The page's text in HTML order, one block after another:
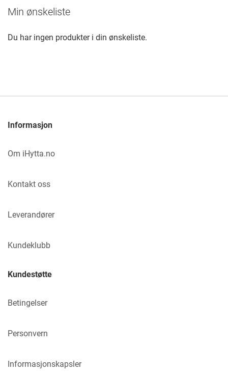
Min ønskeliste
Du har ingen produkter i din ønskeliste.
Informasjon
Om iHytta.no
Kontakt oss
Leverandører
Kundeklubb
Kundestøtte
Betingelser
Personvern
Informasjonskapsler